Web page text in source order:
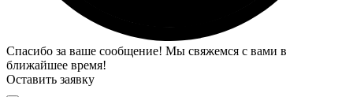
Спасибо за ваше сообщение! Мы свяжемся с вами в
ближайшее время!
Оставить заявку